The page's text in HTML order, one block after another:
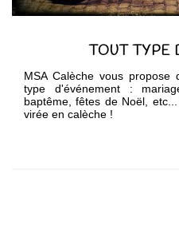
TOUT TYPE
MSA Calèche vous propose
type d'événement :
baptême, fêtes de Noël,
virée en calèche !